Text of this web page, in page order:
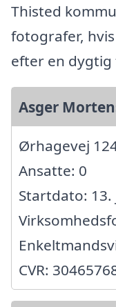
Thisted
fotografer,
efter en
Asger
Ørhagevej
Ansatte: 0
Startdato: 13.
CVR: